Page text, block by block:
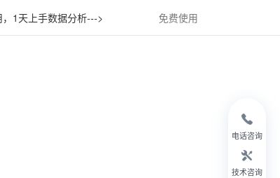
，1天上手数据分析---> 免费使用
电话咨询
技术咨询